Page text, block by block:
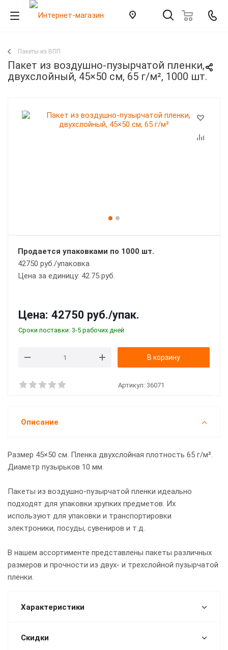
Пакеты из ВПП
Пакет из воздушно-пузырчатой пленки,
двухслойный, 45×50 см, 65 г/м², 1000 шт.
Продается упаковками по 1000 шт.
42750 руб./упаковка
Цена за единицу: 42.75 руб.
Цена: 42750 руб./упак.
Сроки поставки: 3-5 рабочих дней
В корзину
Артикул: 36071
Описание
Размер 45×50 см. Пленка двухслойная плотность 65 г/м².
Диаметр пузырьков 10 мм.
Пакеты из воздушно-пузырчатой пленки идеально
подходят для упаковки хрупких предметов. Их
используют для упаковки и транспортировки
электроники, посуды, сувениров и т.д.
В нашем ассортименте представлены пакеты различных
размеров и прочности из двух- и трехслойной пузырчатой
пленки.
Характеристики
Скидки